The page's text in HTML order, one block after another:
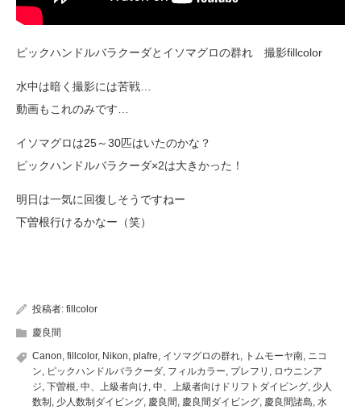
ピックハンドルバラクーダとイソマグロの群れ 撮影fillcolor
水中は暗く撮影には苦戦…
動画もこれのみです…
イソマグロは25～30匹はいたのかな？
ピックハンドルバラクーダ×2は大きかった！
明日は一気に回復しそうですねー
下曽根行けるかなー（笑）
投稿者: fillcolor
慶良間
Canon fillcolor, Nikon plafre イソマグロの群れ トムモーヤ南 ニコ
ン
ピックハンドルバラクーダ フィルカラー プレフリ
ロウニンア
ジ 下曽根 中、上級者向け 中、上級者向けドリフトダイビング 少人
数制 少人数制ダイビング 慶良間 慶良間ダイビング 慶良間諸島 水